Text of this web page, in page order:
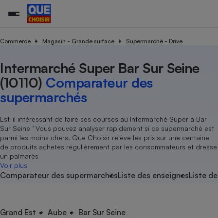
Commerce Magasin - Grande surface Supermarché - Drive
Intermarché Super Bar Sur Seine
(10110) Comparateur des
supermarchés
Est-il intéressant de faire ses courses au Intermarché Super à Bar
Sur Seine ’ Vous pouvez analyser rapidement si ce supermarché est
parmi les moins chers. Que Choisir relève les prix sur une centaine
de produits achetés régulièrement par les consommateurs et dresse
un palmarès
Voir plus
Comparateur des supermarchésListe des enseignesListe
Grand Est Aube Bar Sur Seine
Additifs
Agriculture
Produit alimentaire
Achat - Vente - Location
Carburant
Magasin - Grande surface
Marketing - Fidélisation
Organismes de défense
Système judiciaire
Air
Eau
Achat - Vente - Travaux
Location
Sport
Vacances - Tourisme
électrique
Démarche administrative
Senior
Service marchand
Train
Transport aérien
Toutes les actualités
Enquêtes
Guides d'achat
Conseils
Brèves
Tous les services
Soumettre un litige
Lettres types
Rencontrer une association locale
Tous nos combats
Nos actions
Nos grandes victoires
Les billets de la présidente
Nos associations locales
Nous rejoindre
En savoir plus sur Que Choisir Ensemble
?
L’association
Nos missions
Notre méthodologie
Notre financement
Nos partenaires
Nous rejoindre